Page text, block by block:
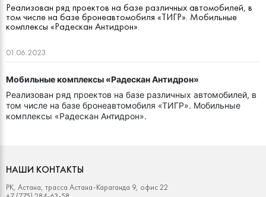
Реализован ряд проектов на базе различных автомобилей, в
том числе на базе бронеавтомобиля «ТИГР». Мобильные
комплексы «Радескан Антидрон».
01.06.2023
Мобильные комплексы «Радескан Антидрон»
Реализован ряд проектов на базе различных автомобилей, в
том числе на базе бронеавтомобиля «ТИГР». Мобильные
комплексы «Радескан Антидрон».
НАШИ КОНТАКТЫ
РК, Астана, трасса Астана-Караганда 9, офис 22